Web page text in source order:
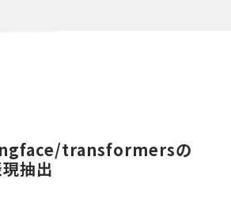
transformersの
抽出